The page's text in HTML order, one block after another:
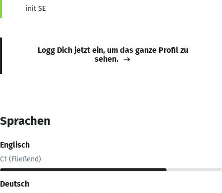
init SE
Logg Dich jetzt ein, um das ganze Profil zu
sehen.
Sprachen
Englisch
C1 (Fließend)
Deutsch